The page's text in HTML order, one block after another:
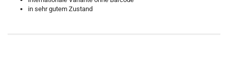
in sehr gutem Zustand